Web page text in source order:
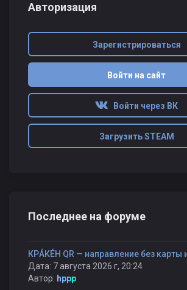
Авторизация
Зарегистрироваться
Войти на сайт
Войти через ВК
Загрузить STEAM
Последнее на форуме
КРÁКÉН QR — направление без карты
Дата: 7 августа 2026 г, 20:24
Автор: hppp